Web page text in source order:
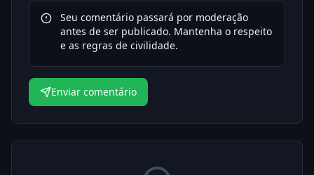
Seu comentário passará por moderação
antes de ser publicado. Mantenha o respeito
e as regras de civilidade.
Enviar comentário